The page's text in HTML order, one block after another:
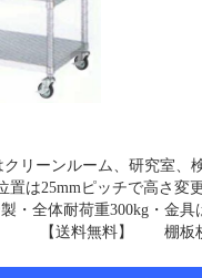
リーンルーム、研究室
置は25mmピッチで高さ変
・全体耐荷重300kg・金
） 【送料無料】 棚板枚